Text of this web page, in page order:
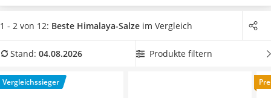
Grapefruitkernextrakt
Matcha-Set
MCT-Öl
Erythrit
Müsli ohne Zuckerzusatz
optimal für das Wohlbefinden von Körper und Geist
geeignet. Eine heilende sowie antiseptische Wirkung wird
Vergleichstabelle Himalaya-Salz in einer
aufbewahren zu können. Überzeugt hat uns hier im August
2026 besonders das Modell
1 - 2 von 12: Beste Himalaya-Salze im Vergleich
Stand: 04.08.2026 Produkte filtern
Vergleichssieger